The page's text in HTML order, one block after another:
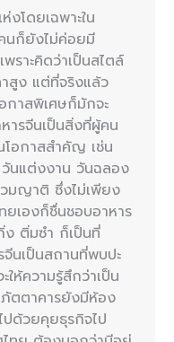
โดยเฉพาะใน
นก็ยังไม่ค่อยมี
ราะคิดว่าเป็นสไตล์
สูง แต่ที่จริงแล้ว
กาสพิเศษก็มักจะ
ารจีนเป็นสิ่งที่ผู้คน
โอกาสสำคัญ เช่น
วันแต่งงาน วันฉลอง
มญาติ ซึ่งไม่เพียง
ยเองก็ชื่นชอบอาหาร
ง ติ่มซำ ก็เป็นที่
นเป็นสถานที่พบปะ
ให้ความรู้สึกว่าเป็น
ตตาคารยังมีห้อง
ปด้วยคุยธุรกิจไป